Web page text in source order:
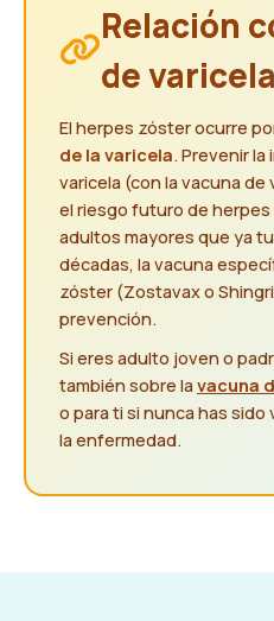
Relación
de varicela
El herpes zóster ocurre
de la varicela. Prevenir
varicela (con la vacuna
el riesgo futuro de herpes
adultos mayores que ya
décadas, la vacuna
zóster (Zostavax o
prevención.
Si eres adulto joven o
también sobre la vacuna
o para ti si nunca has
la enfermedad.